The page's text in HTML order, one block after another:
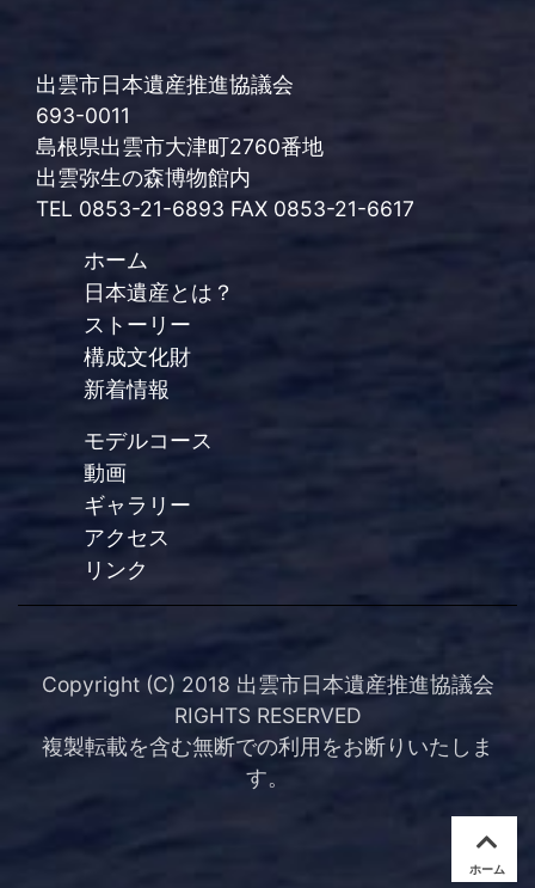
ホーム
出雲市日本遺産推進協議会
693-0011
島根県出雲市大津町2760番地
出雲弥生の森博物館内
TEL 0853-21-6893 FAX 0853-21-6617
ホーム
日本遺産とは？
ストーリー
構成文化財
新着情報
モデルコース
動画
ギャラリー
アクセス
リンク
Copyright (C) 2018 出雲市日本遺産推進協議会
RIGHTS RESERVED
複製転載を含む無断での利用をお断りいたしま
す。